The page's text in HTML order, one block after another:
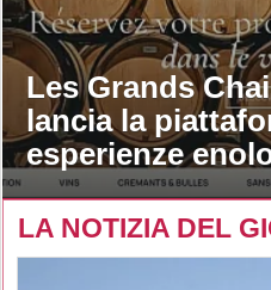
Les Grands
lancia la
esperienze
maison
LA NOTIZIA DEL